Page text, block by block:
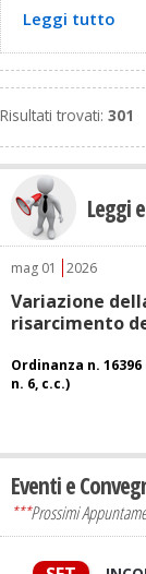
Leggi tutto
Risultati trovati: 301
Leggi
mag 01 2026
Variazione
risarcimento
Ordinanza n.
n. 6, c.c.)
Eventi e
***Prossimi